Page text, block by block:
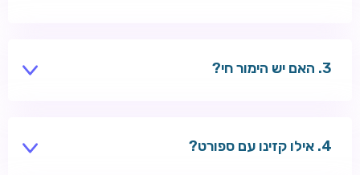
האם יש הימור חי?
אילו קזינו עם ספורט?